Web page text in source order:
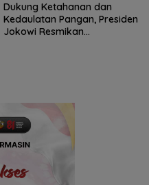
Dukung Ketahanan dan
Kedaulatan Pangan, Presiden
Jokowi Resmikan